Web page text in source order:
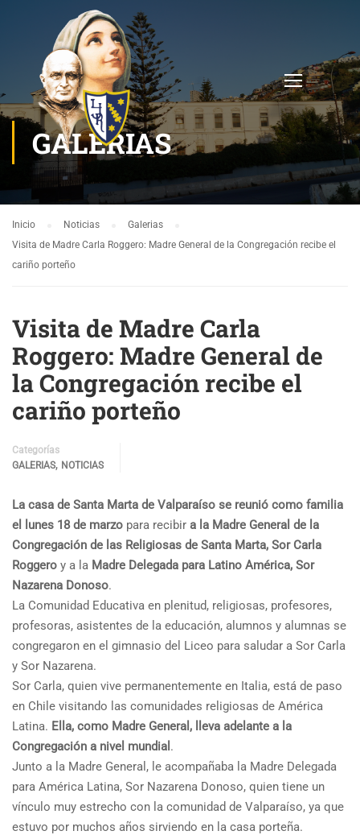
GALERIAS
Inicio Noticias
Galerias
Visita de Madre Carla Roggero: Madre General de la Congregación recibe el
cariño porteño
Visita de Madre Carla
Roggero: Madre General de
la Congregación recibe el
cariño porteño
Categorías
GALERIAS, NOTICIAS
La casa de Santa Marta de Valparaíso se reunió como familia
el lunes 18 de marzo para recibir a la Madre General de la
Congregación de las Religiosas de Santa Marta, Sor Carla
Roggero y a la Madre Delegada para Latino América, Sor
Nazarena Donoso.
La Comunidad Educativa en plenitud, religiosas, profesores,
profesoras, asistentes de la educación, alumnos y alumnas se
congregaron en el gimnasio del Liceo para saludar a Sor Carla
y Sor Nazarena.
Sor Carla, quien vive permanentemente en Italia, está de paso
en Chile visitando las comunidades religiosas de América
Latina. Ella, como Madre General, lleva adelante a la
Congregación a nivel mundial .
Junto a la Madre General, le acompañaba la Madre Delegada
para América Latina, Sor Nazarena Donoso, quien tiene un
vínculo muy estrecho con la comunidad de Valparaíso, ya que
estuvo por muchos años sirviendo en la casa porteña.